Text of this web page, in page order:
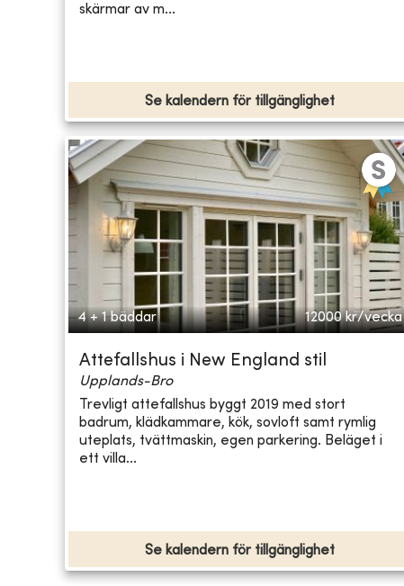
skärmar av m...
Se kalendern för tillgänglighet
4 + 1 bäddar 12000 kr/vecka
Attefallshus i New England stil
Upplands-Bro
Trevligt attefallshus byggt 2019 med stort
badrum, klädkammare, kök, sovloft samt rymlig
uteplats, tvättmaskin, egen parkering. Beläget i
ett villa...
Se kalendern för tillgänglighet